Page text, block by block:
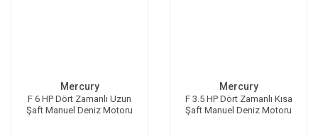
Mercury
F 6 HP Dört Zamanlı Uzun
Şaft Manuel Deniz Motoru
Mercury
F 3.5 HP Dört Zamanlı Kısa
Şaft Manuel Deniz Motoru